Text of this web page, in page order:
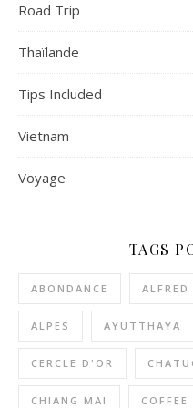
Road Trip
Thaïlande
Tips Included
Vietnam
Voyage
TAGS
ABONDANCE
ALPES AYUTTHAYA
CERCLE D'OR
CHIANG MAI COFFEE